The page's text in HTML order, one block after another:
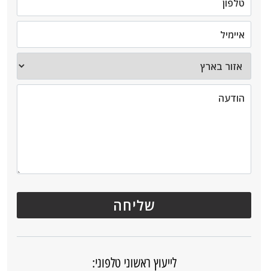
לייעוץ ראשוני טלפוני: